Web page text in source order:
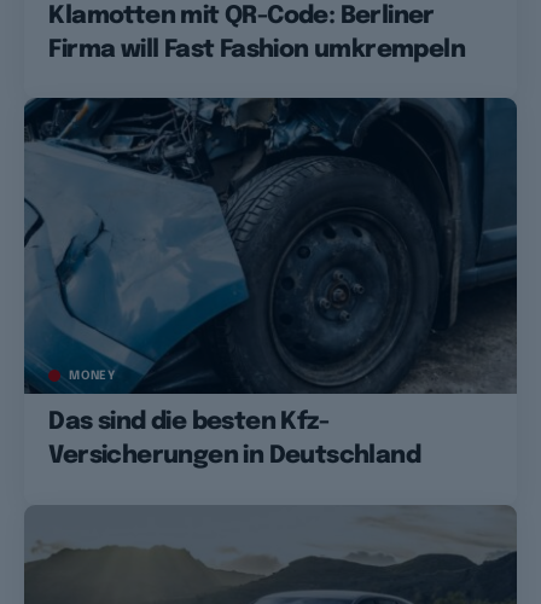
Klamotten mit QR-Code: Berliner
Firma will Fast Fashion umkrempeln
MONEY
Das sind die besten Kfz-
Versicherungen in Deutschland